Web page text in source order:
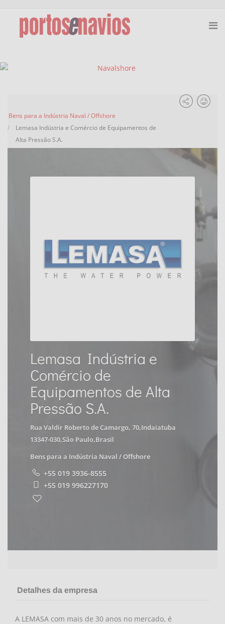
Bens para a Indústria Naval / Offshore
Lemasa Indústria e Comércio de Equipamentos de
Alta Pressão S.A.
Lemasa Indústria e
Comércio de
Equipamentos de Alta
Pressão S.A.
Rua Valdir Roberto de Camargo, 70,Indaiatuba
13347-030,São Paulo,Brasil
Bens para a Indústria Naval / Offshore
+55 019 3936-8555
+55 019 996227170
Detalhes da empresa
A LEMASA com mais de 30 anos no mercado, é